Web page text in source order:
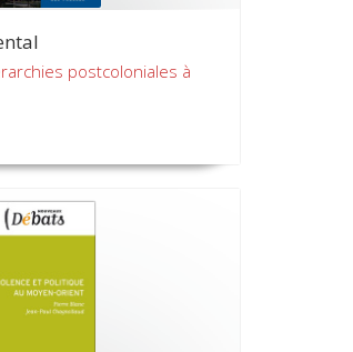
postcoloniales à